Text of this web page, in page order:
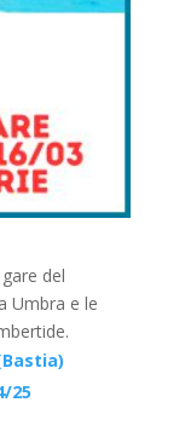
del
Umbra e le
25